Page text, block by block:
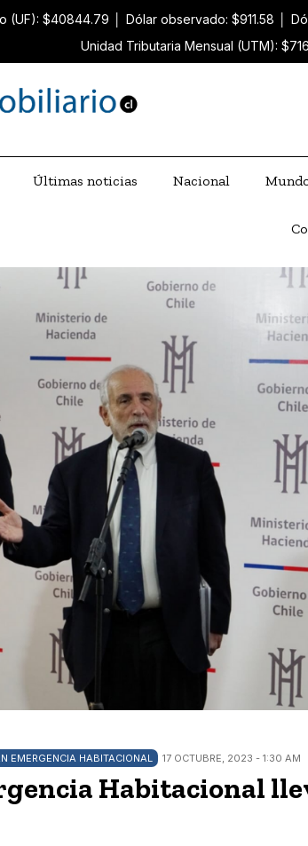
(UF): $40844.79 Dólar observado: $911.58
Unidad Tributaria Mensual (UTM):
Últimas noticias Nacional
EMERGENCIA HABITACIONAL 17 OCTUBRE, 2023 - 1:30 AM
Habitacional